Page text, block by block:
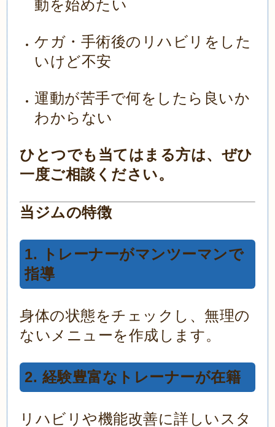
動を始めたい
ケガ・手術後のリハビリをした
いけど不安
運動が苦手で何をしたら良いか
わからない
ひとつでも当てはまる方は、ぜひ
一度ご相談ください。
当ジムの特徴
1. トレーナーがマンツーマンで
指導
身体の状態をチェックし、無理の
ないメニューを作成します。
2. 経験豊富なトレーナーが在籍
リハビリや機能改善に詳しいスタ